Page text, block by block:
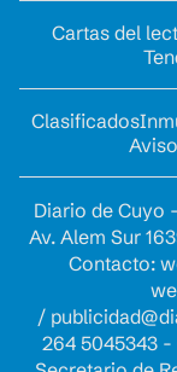
Cartas del
Clasificados
Diario de Cuyo
Av. Alem Sur
Contacto:
/
264 5045343 -